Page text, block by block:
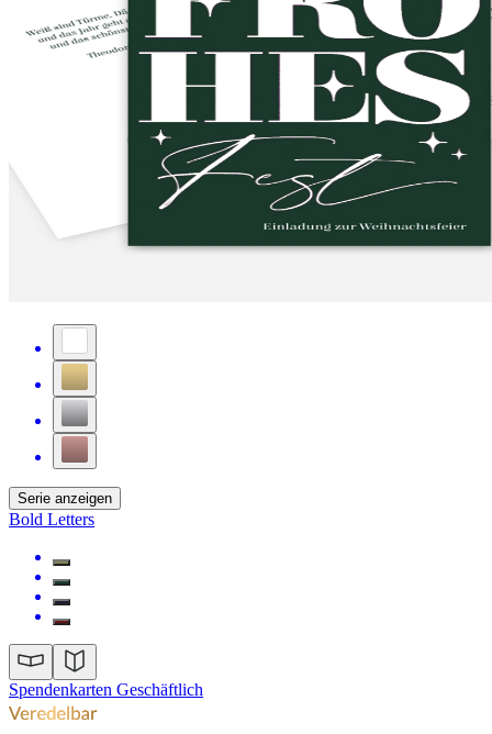
Serie anzeigen
Bold Letters
Spendenkarten Geschäftlich